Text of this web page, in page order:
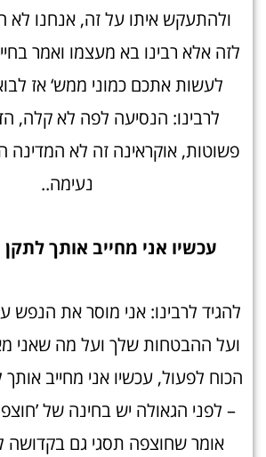
ולהתעקש איתו על זה, אנחנו לא
לזה אלא רבינו בא מעצמו ואמר בחיי
לעשות אתכם כמוני ממש‘ אז לבוא
לרבינו: הנסיעה לפה לא קלה,
פשוטות, אוקראינה זה לא המדינה
נעימה..
עכשיו אני מחייב אותך
להגיד לרבינו: אני מוסר את הנפש
ועל ההבטחות שלך ועל מה שאני
הכוח לפעול, עכשיו אני מחייב אותך
– לפני הגאולה יש בחינה של
אומר שחוצפה תסגי גם בקדושה